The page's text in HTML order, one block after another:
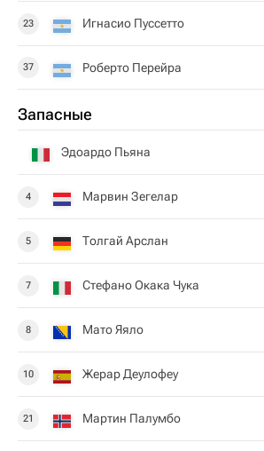
23 Игнасио Пуссетто
37 Роберто Перейра
Запасные
Эдоардо Пьяна
4 Марвин Зегелар
5 Толгай Арслан
7 Стефано Окака Чука
8 Мато Яяло
10 Жерар Деулофеу
21 Мартин Палумбо